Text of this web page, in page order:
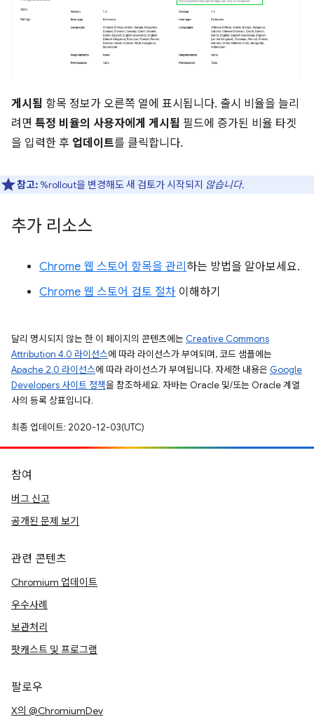
게시됨 항목 정보가 오른쪽 열에 표시됩니다. 출시 비율을 늘리
려면 특정 비율의 사용자에게 게시됨 필드에 증가된 비율 타겟
을 입력한 후 업데이트를 클릭합니다.
참고:%rollout을 변경해도 새 검토가 시작되지 않습니다.
추가 리소스
Chrome 웹 스토어 항목을 관리 하는 방법을 알아보세요.
Chrome 웹 스토어 검토 절차 이해하기
달리 명시되지 않는 한 이 페이지의 콘텐츠에는 Creative Commons
Attribution 4.0 라이선스에 따라 라이선스가 부여되며, 코드 샘플에는
Apache 2.0 라이선스에 따라 라이선스가 부여됩니다. 자세한 내용은 Google
Developers 사이트 정책을 참조하세요. 자바는 Oracle 및/또는 Oracle 계열
사의 등록 상표입니다.
최종 업데이트: 2020-12-03(UTC)
참여
버그 신고
공개된 문제 보기
관련 콘텐츠
Chromium 업데이트
우수사례
보관처리
팟캐스트 및 프로그램
팔로우
X의 @ChromiumDev